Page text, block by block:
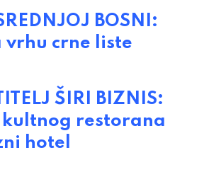
BOSNI:
vrhu crne liste
ŠIRI BIZNIS:
kultnog restorana
hotel